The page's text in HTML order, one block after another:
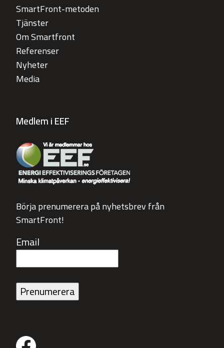
SmartFront-metoden
Tjänster
Om Smartfront
Referenser
Nyheter
Media
Medlem i EEF
Börja prenumerera på nyhetsbrev från
SmartFront!
Email